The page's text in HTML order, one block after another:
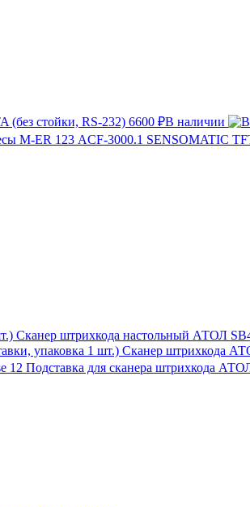
стойки, RS-232) 6600 ₽В наличии
Сканер штрихкода настольный АТОЛ
Сканер штрихкода
Подставка для сканера штрихкода